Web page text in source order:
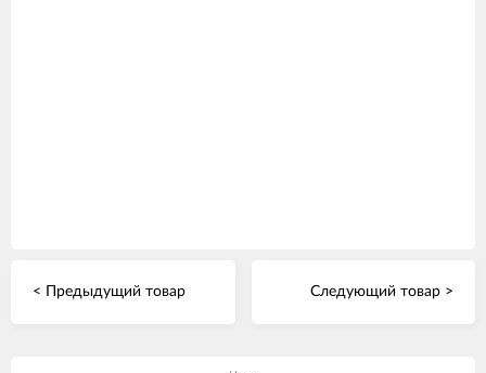
< Предыдущий товар Следующий товар >